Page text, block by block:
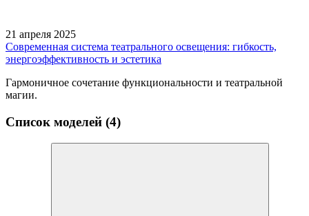
21 апреля 2025
Современная система театрального освещения: гибкость,
энергоэффективность и эстетика
Гармоничное сочетание функциональности и театральной
магии.
Список моделей (4)